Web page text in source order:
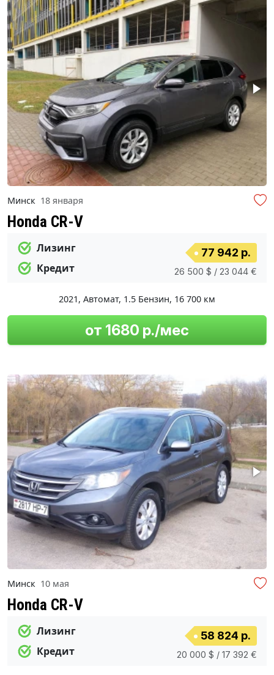
Минск 18 января
Honda CR-V
Лизинг
Кредит
77 942 р.
26 500 $ / 23 044 €
2021, Автомат, 1.5 Бензин, 16 700 км
от 1680 р./мес
Минск 10 мая
Honda CR-V
Лизинг
Кредит
58 824 р.
20 000 $ / 17 392 €